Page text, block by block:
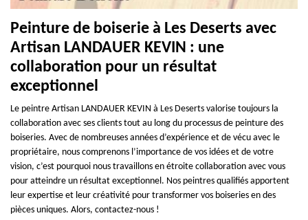
Peinture de boiserie à Les Deserts avec
Artisan LANDAUER KEVIN : une
collaboration pour un résultat
exceptionnel
Le peintre Artisan LANDAUER KEVIN à Les Deserts valorise toujours la
collaboration avec ses clients tout au long du processus de peinture des
boiseries. Avec de nombreuses années d’expérience et de vécu avec le
propriétaire, nous comprenons l’importance de vos idées et de votre
vision, c’est pourquoi nous travaillons en étroite collaboration avec vous
pour atteindre un résultat exceptionnel. Nos peintres qualifiés apportent
leur expertise et leur créativité pour transformer vos boiseries en des
pièces uniques. Alors, contactez-nous !